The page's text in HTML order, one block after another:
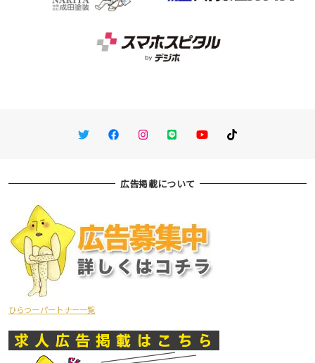
TwitterFacebookInstagram
LINE You TubeTikTok
広告掲載について
ひらつーパートナー一覧